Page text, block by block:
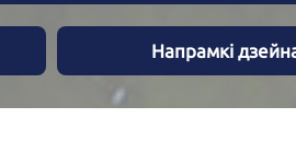
Напрамкі